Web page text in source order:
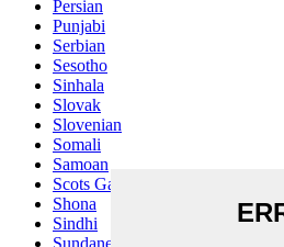
Persian
Punjabi
Serbian
Sesotho
Sinhala
Slovak
Slovenian
Somali
Samoan
Scots Gaelic
Shona
Sindhi
Sundanese